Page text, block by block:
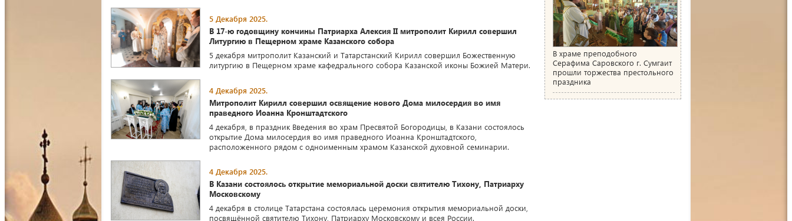
5 Декабря 2025.
В 17-ю годовщину кончины Патриарха Алексия II митрополит Кирилл совершил
Литургию в Пещерном храме Казанского собора
5 декабря митрополит Казанский и Татарстанский Кирилл совершил Божественную
литургию в Пещерном храме кафедрального собора Казанской иконы Божией Матери.
4 Декабря 2025.
Митрополит Кирилл совершил освящение нового Дома милосердия во имя
праведного Иоанна Кронштадтского
4 декабря, в праздник Введения во храм Пресвятой Богородицы, в Казани состоялось
открытие Дома милосердия во имя праведного Иоанна Кронштадтского,
расположенного рядом с одноименным храмом Казанской духовной семинарии.
4 Декабря 2025.
В Казани состоялось открытие мемориальной доски святителю Тихону, Патриарху
Московскому
4 декабря в столице Татарстана состоялась церемония открытия мемориальной доски,
посвящённой святителю Тихону, Патриарху Московскому и всея России.
В храме преподобного
Серафима Саровского г. Сумгаит
прошли торжества престольного
праздника